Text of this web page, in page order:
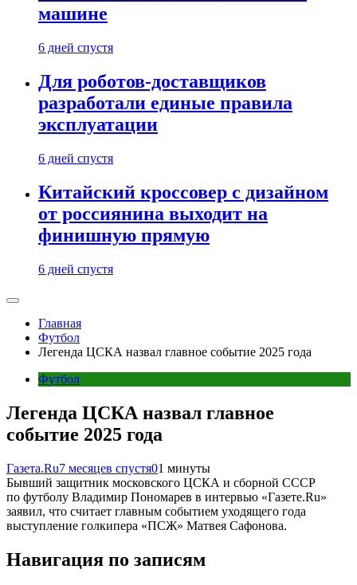
машине
6 дней спустя
Для роботов-доставщиков
разработали единые правила
эксплуатации
6 дней спустя
Китайский кроссовер с дизайном
от россиянина выходит на
финишную прямую
6 дней спустя
Главная
Футбол
Легенда ЦСКА назвал главное событие 2025 года
Футбол
Легенда ЦСКА назвал главное
событие 2025 года
Газета.Ru7 месяцев спустя01 минуты
Бывший защитник московского ЦСКА и сборной СССР
по футболу Владимир Пономарев в интервью «Газете.Ru»
заявил, что считает главным событием уходящего года
выступление голкипера «ПСЖ» Матвея Сафонова.
Навигация по записям